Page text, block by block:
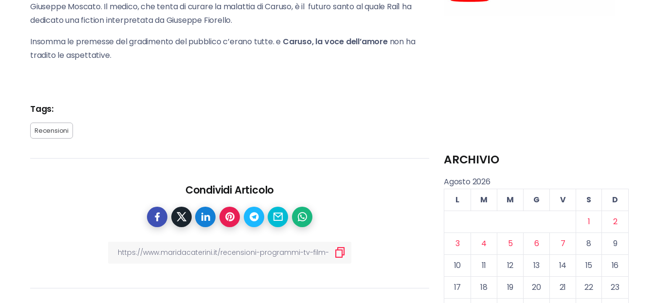
Giuseppe Moscato. Il medico, che tenta di curare la malattia di Caruso, è il futuro santo al quale Rai1 ha
dedicato una fiction interpretata da Giuseppe Fiorello.
Insomma le premesse del gradimento del pubblico c’erano tutte. e Caruso, la voce dell’amorenon ha
tradito le aspettative.
Tags:
Recensioni
Condividi Articolo
ARCHIVIO
Agosto 2026
L
M M G V S
D
1
2
3
4 5 6 7 8
9
10
11 12 13 14 15
16
17
18 19 20 21 22 23